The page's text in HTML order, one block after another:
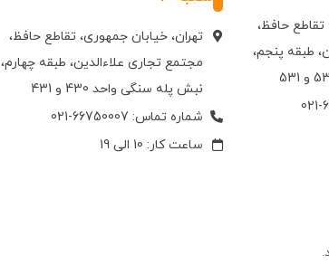
تقاطع حافظ،
طبقه پنجم،
تهران، خیابان جمهوری، تقاطع حافظ،
مجتمع تجاری علاءالدین، طبقه چهارم،
نبش پله سنگی واحد 430 و 431
شماره تماس: 66750007-021
ساعت کار: 10 الی 19